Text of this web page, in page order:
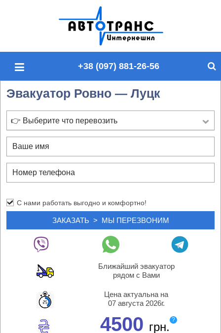
п
й
у
+38 (097) 881-26-56
Эвакуатор Ровно — Луцк
👉 Выберите что перевозить
С нами работать выгодно и комфортно!
Ближайший эвакуатор
рядом с Вами
Цена актуальна на
07 августа 2026г.
4500 грн.
?